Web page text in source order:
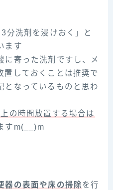
分洗剤を浸けおく」と
ます
に寄った洗剤ですし、メ
置しておくことは推奨で
となっているものと思わ
の時間放置する場合は
すm(__)m
器の表面や床の掃除を行